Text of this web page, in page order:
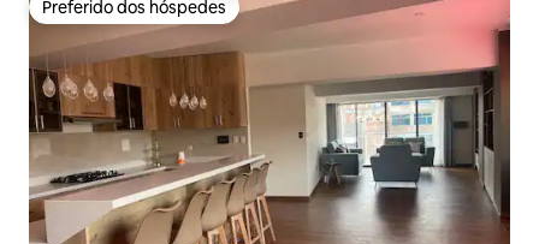
Preferido dos hóspedes
Preferido dos hóspedes